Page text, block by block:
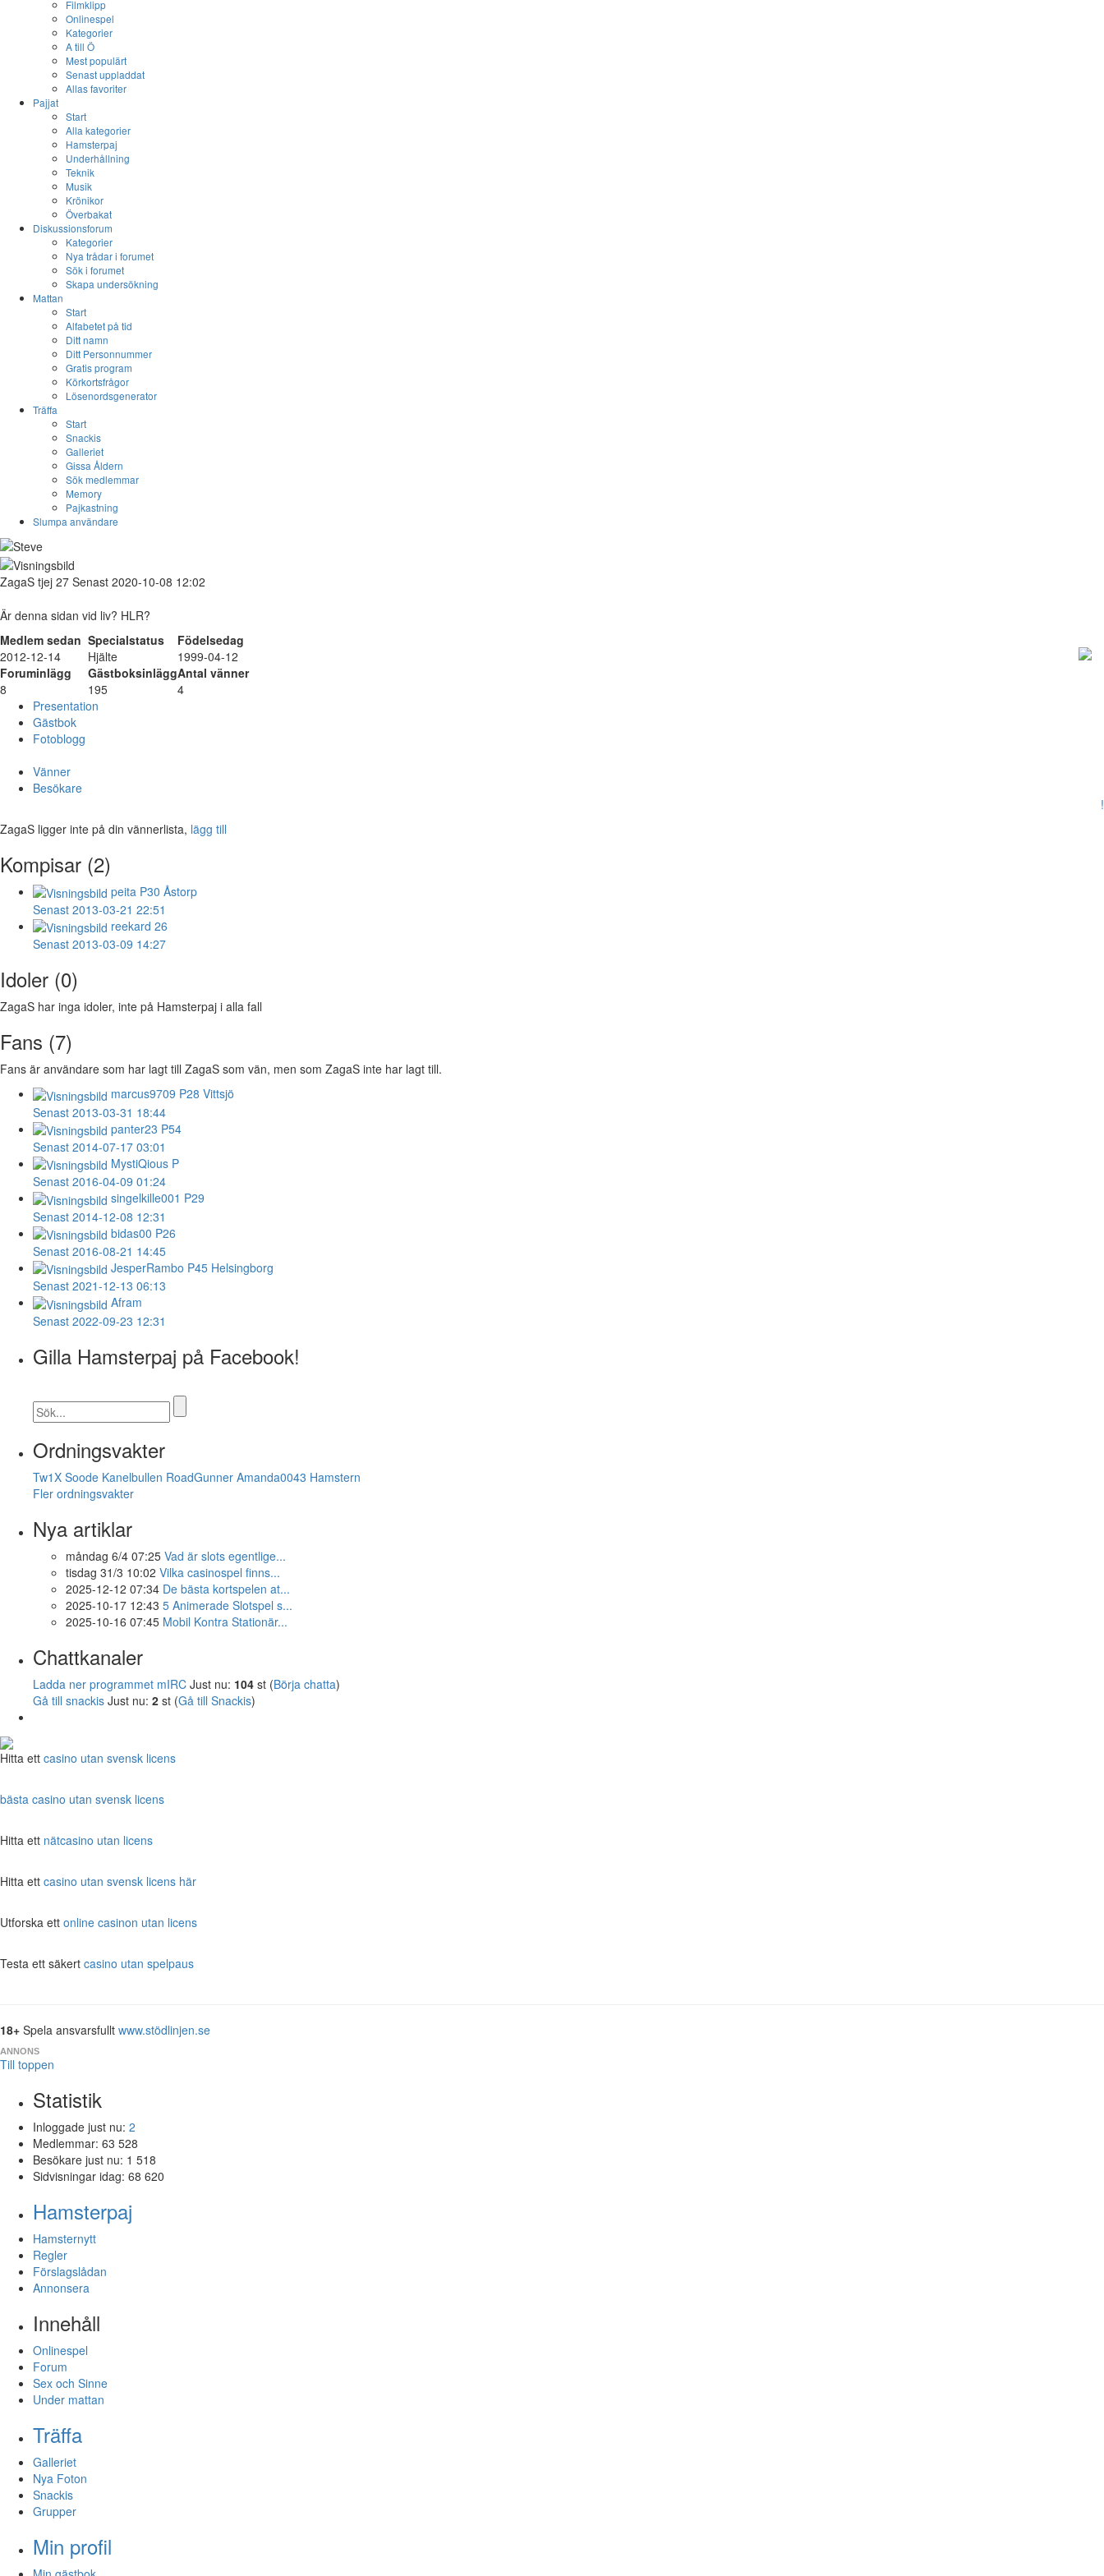
Filmklipp
Onlinespel
Kategorier
A till Ö
Mest populärt
Senast uppladdat
Allas favoriter
Pajjat
Start
Alla kategorier
Hamsterpaj
Underhållning
Teknik
Musik
Krönikor
Överbakat
Diskussionsforum
Kategorier
Nya trådar i forumet
Sök i forumet
Skapa undersökning
Mattan
Start
Alfabetet på tid
Ditt namn
Ditt Personnummer
Gratis program
Körkortsfrågor
Lösenordsgenerator
Träffa
Start
Snackis
Galleriet
Gissa Åldern
Sök medlemmar
Memory
Pajkastning
Slumpa användare
ZagaS tjej 27 Senast 2020-10-08 12:02
Är denna sidan vid liv? HLR?
Medlem sedan Specialstatus
Födelsedag
2012-12-14
Hjälte
1999-04-12
Foruminlägg
GästboksinläggAntal vänner
8
195
4
Presentation
Gästbok
Fotoblogg
Vänner
Besökare
!
ZagaS ligger inte på din vännerlista, lägg till
Kompisar (2)
peita P30 Åstorp
Senast 2013-03-21 22:51
reekard 26
Senast 2013-03-09 14:27
Idoler (0)
ZagaS har inga idoler, inte på Hamsterpaj i alla fall
Fans (7)
Fans är användare som har lagt till ZagaS som vän, men som ZagaS inte har lagt till.
marcus9709 P28 Vittsjö
Senast 2013-03-31 18:44
panter23 P54
Senast 2014-07-17 03:01
MystiQious P
Senast 2016-04-09 01:24
singelkille001 P29
Senast 2014-12-08 12:31
bidas00 P26
Senast 2016-08-21 14:45
JesperRambo P45 Helsingborg
Senast 2021-12-13 06:13
Afram
Senast 2022-09-23 12:31
Gilla Hamsterpaj på Facebook!
Ordningsvakter
Tw1X Soode Kanelbullen RoadGunner Amanda0043 Hamstern
Fler ordningsvakter
Nya artiklar
måndag 6/4 07:25 Vad är slots egentlige...
tisdag 31/3 10:02 Vilka casinospel finns...
2025-12-12 07:34 De bästa kortspelen at...
2025-10-17 12:43 5 Animerade Slotspel s...
2025-10-16 07:45 Mobil Kontra Stationär...
Chattkanaler
Ladda ner programmet mIRC Just nu: 104 st (Börja chatta)
Gå till snackis Just nu: 2 st (Gå till Snackis)
Hitta ett casino utan svensk licens
bästa casino utan svensk licens
Hitta ett nätcasino utan licens
Hitta ett casino utan svensk licens här
Utforska ett online casinon utan licens
Testa ett säkert casino utan spelpaus
18+ Spela ansvarsfullt www.stödlinjen.se
ANNONS
Till toppen
Statistik
Inloggade just nu: 2
Medlemmar: 63 528
Besökare just nu: 1 518
Sidvisningar idag: 68 620
Hamsterpaj
Hamsternytt
Regler
Förslagslådan
Annonsera
Innehåll
Onlinespel
Forum
Sex och Sinne
Under mattan
Träffa
Galleriet
Nya Foton
Snackis
Grupper
Min profil